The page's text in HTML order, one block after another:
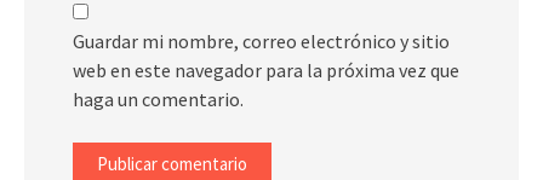
Guardar mi nombre, correo electrónico y sitio
web en este navegador para la próxima vez que
haga un comentario.